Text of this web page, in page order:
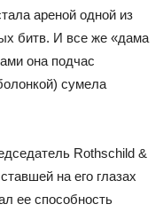
ареной одной из
битв. И все же «дама
она подчас
сумела
Rothschild &
на его глазах
ее способность